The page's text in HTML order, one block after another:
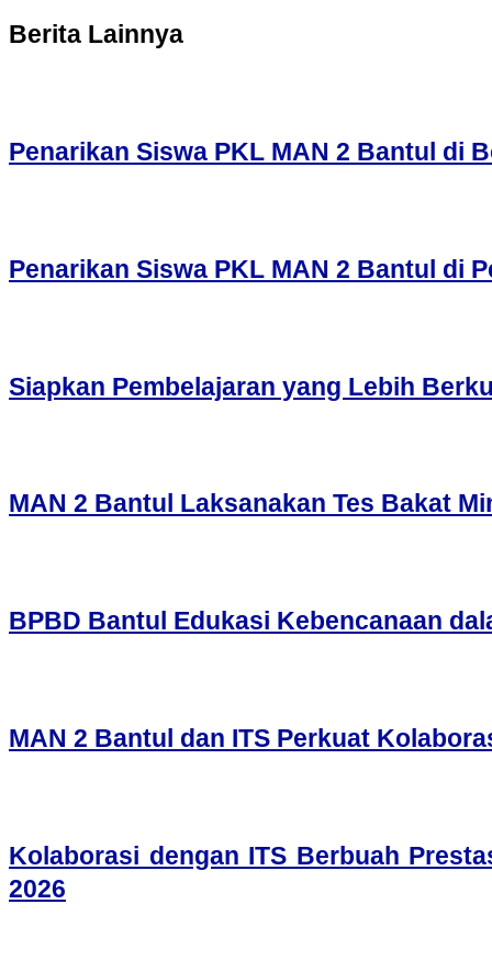
Berita Lainnya
Penarikan Siswa PKL MAN 2 Bantul di
Penarikan Siswa PKL MAN 2 Bantul di
Siapkan Pembelajaran yang Lebih
MAN 2 Bantul Laksanakan Tes Bakat
BPBD Bantul Edukasi Kebencanaan
MAN 2 Bantul dan ITS Perkuat
Kolaborasi dengan ITS Berbuah
2026